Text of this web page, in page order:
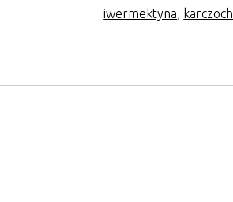
iwermektyna, karczoch